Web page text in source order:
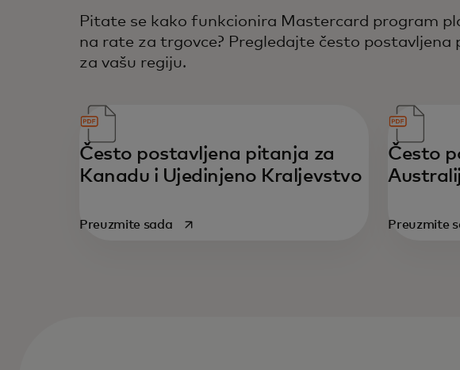
Pitate se kako funkcionira Mastercard program
na rate za trgovce? Pregledajte često postavljena
za vašu regiju.
Često postavljena pitanja za
Kanadu i Ujedinjeno Kraljevstvo
Preuzmite sadaopens in a new tab
Često
Preuzmite